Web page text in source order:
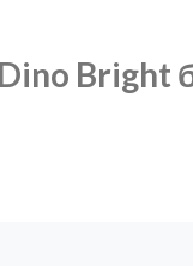
Bright